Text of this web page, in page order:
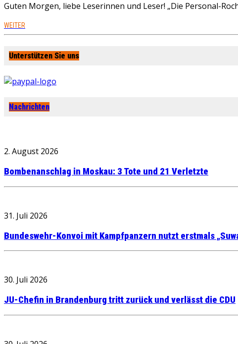
Guten Morgen, liebe Leserinnen und Leser! „Die Personal-
WEITER
Unterstützen Sie uns
Nachrichten
2. August 2026
Bombenanschlag in Moskau: 3 Tote und 21 Verletzte
31. Juli 2026
Bundeswehr-Konvoi mit Kampfpanzern nutzt erstmals
30. Juli 2026
JU-Chefin in Brandenburg tritt zurück und verlässt die CDU